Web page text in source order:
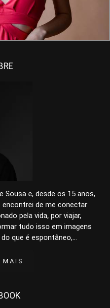
Sousa e, desde os 15 anos,
de me conectar
pela vida, por viajar,
tudo isso em imagens
que é espontâneo,...
MAIS